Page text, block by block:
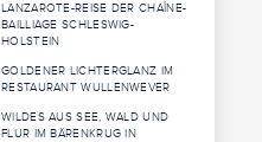
LANZAROTE-REISE DER CHAÎNE-
BAILLIAGE SCHLESWIG-
HOLSTEIN
GOLDENER LICHTERGLANZ IM
RESTAURANT WULLENWEVER
WILDES AUS SEE, WALD UND
FLUR IM BÄRENKRUG IN